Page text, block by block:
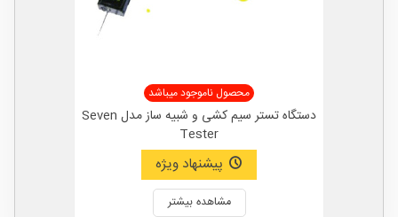
محصول ناموجود میباشد
دستگاه تستر سیم کشی و شبیه ساز مدل Seven
Tester
پیشنهاد ویژه
مشاهده بیشتر